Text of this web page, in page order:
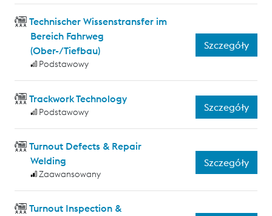
Technischer Wissenstransfer im
Bereich Fahrweg
(Ober-/Tiefbau)
Podstawowy
Szczegóły
Trackwork Technology
Podstawowy Szczegóły
Turnout Defects & Repair
Welding
Zaawansowany
Szczegóły
Turnout Inspection &